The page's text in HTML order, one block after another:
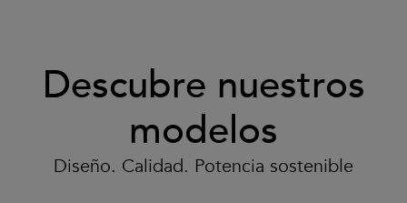
Descubre nuestros
modelos
Diseño. Calidad. Potencia sostenible